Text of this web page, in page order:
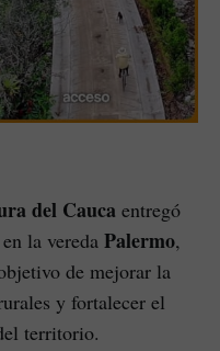
del Cauca entregó
la vereda Palermo,
de mejorar la
y fortalecer el
territorio.